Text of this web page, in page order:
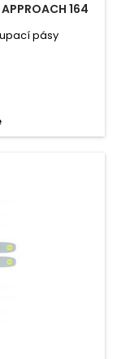
164
pásy